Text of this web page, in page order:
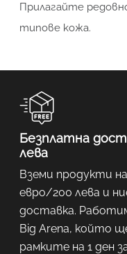
Прилагайте
типове кожа.
Безплатна
лева
Вземи продукти
евро/200 лева и
доставка.
Big Arena, който
рамките на 1 ден